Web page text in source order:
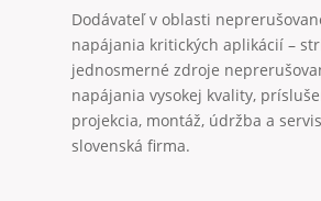
Dodávateľ v oblasti
napájania kritických aplikácií –
jednosmerné zdroje
napájania vysokej kvality,
projekcia, montáž, údržba a
slovenská firma.